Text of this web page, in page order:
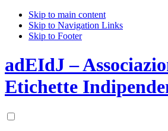
Skip to main content
Skip to Navigation Links
Skip to Footer
adEIdJ –
Etichette